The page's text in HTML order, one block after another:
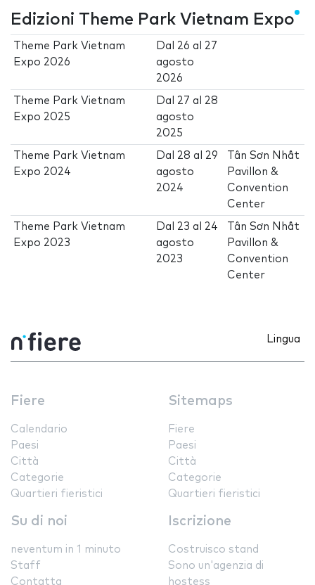
Edizioni Theme Park Vietnam Expo
Theme Park Vietnam
Expo 2026
Dal 26 al 27
agosto
2026
Theme Park Vietnam
Expo 2025
Dal 27 al 28
agosto
2025
Theme Park Vietnam
Expo 2024
Dal 28 al 29
agosto
2024
Tân Sơn Nhất
Pavillon &
Convention
Center
Theme Park Vietnam
Expo 2023
Dal 23 al 24
agosto
2023
Tân Sơn Nhất
Pavillon &
Convention
Center
Lingua
Fiere
Calendario
Paesi
Città
Categorie
Quartieri fieristici
Sitemaps
Fiere
Paesi
Città
Categorie
Quartieri fieristici
Su di noi
neventum in 1 minuto
Staff
Contatta
Iscrizione
Costruisco stand
Sono un'agenzia di
hostess